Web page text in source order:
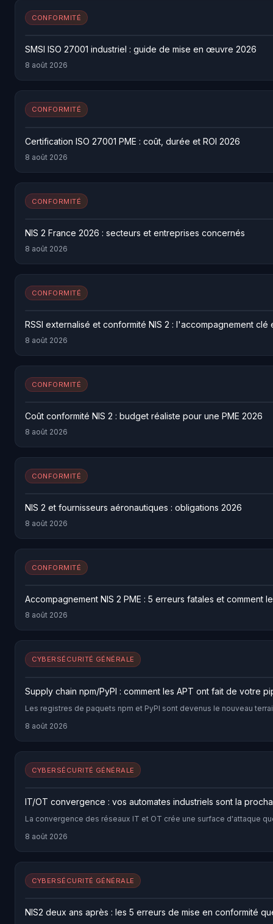
CONFORMITÉ
SMSI ISO 27001 industriel : guide de mise en œuvre 2026
8 août 2026
CONFORMITÉ
Certification ISO 27001 PME : coût, durée et ROI 2026
8 août 2026
CONFORMITÉ
NIS 2 France 2026 : secteurs et entreprises concernés
8 août 2026
CONFORMITÉ
RSSI externalisé et conformité NIS 2 : l'accompagnement clé
8 août 2026
CONFORMITÉ
Coût conformité NIS 2 : budget réaliste pour une PME 2026
8 août 2026
CONFORMITÉ
NIS 2 et fournisseurs aéronautiques : obligations 2026
8 août 2026
CONFORMITÉ
Accompagnement NIS 2 PME : 5 erreurs fatales et comment
8 août 2026
CYBERSÉCURITÉ GÉNÉRALE
Supply chain npm/PyPI : comment les APT ont fait de votre
Les registres de paquets npm et PyPI sont devenus le nouveau
8 août 2026
CYBERSÉCURITÉ GÉNÉRALE
IT/OT convergence : vos automates industriels sont la
La convergence des réseaux IT et OT crée une surface d'attaque
8 août 2026
CYBERSÉCURITÉ GÉNÉRALE
NIS2 deux ans après : les 5 erreurs de mise en conformité